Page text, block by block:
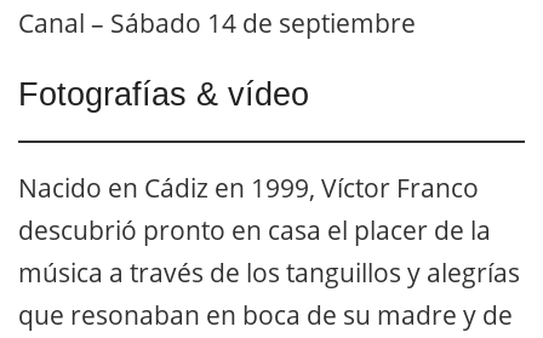
Canal – Sábado 14 de septiembre
Fotografías & vídeo
Nacido en Cádiz en 1999, Víctor Franco
descubrió pronto en casa el placer de la
música a través de los tanguillos y alegrías
que resonaban en boca de su madre y de